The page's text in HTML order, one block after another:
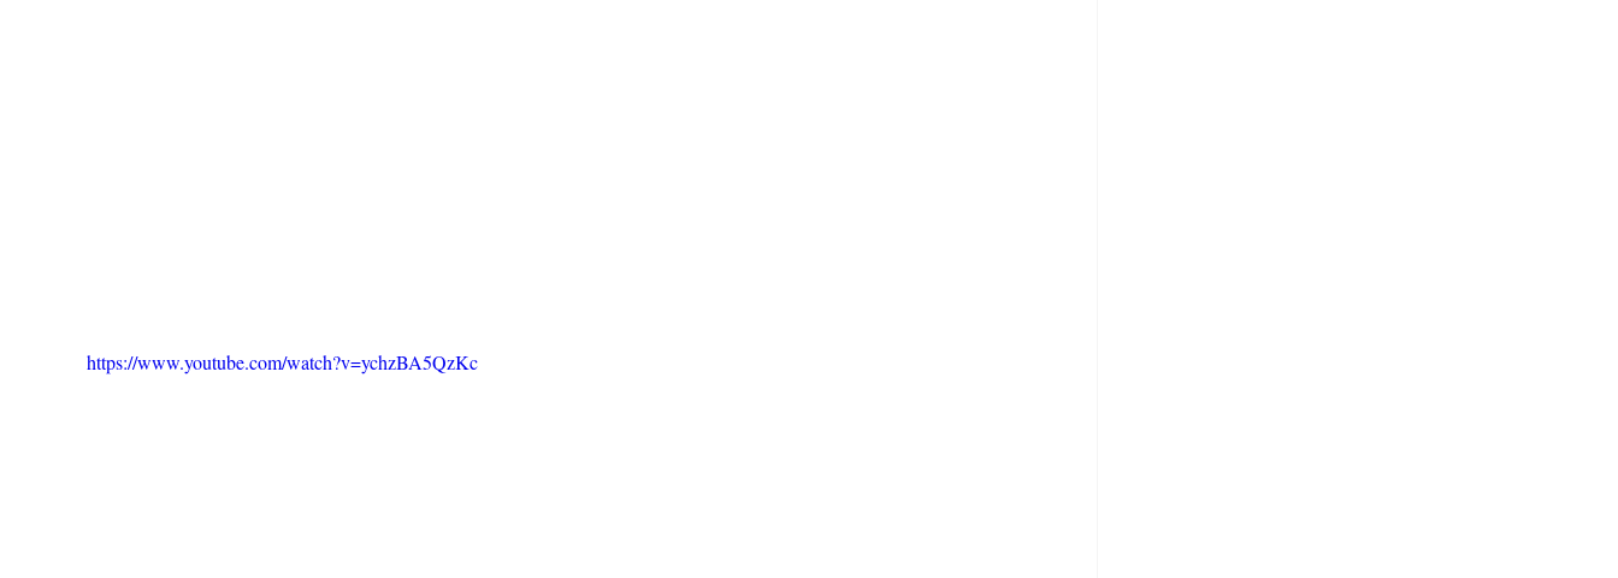
https://www.youtube.com/watch?v=ychzBA5QzKc